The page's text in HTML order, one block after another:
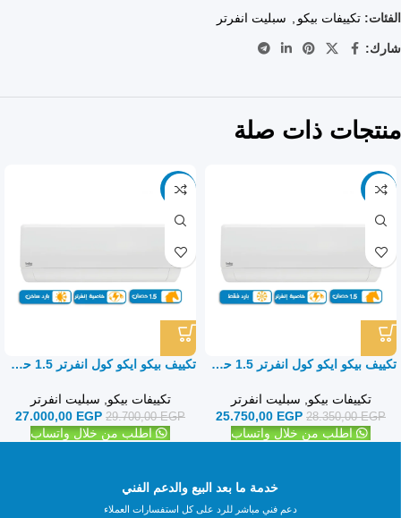
الفئات: تكييفات بيكو , سبليت انفرتر
شارك:
منتجات ذات صلة
-9%
تكييف بيكو ايكو كول انفرتر 1.5 حصان بارد فقط – سبليت
تكييفات بيكو, سبليت انفرتر
28.350,00EGP
25.750,00 EGP
اطلب من خلال واتساب
-9%
تكييف بيكو ايكو كول انفرتر 1.5 حصان بارد ساخن- سبليت
تكييفات بيكو, سبليت انفرتر
29.700,00EGP
27.000,00 EGP
اطلب من خلال واتساب
خدمة ما بعد البيع والدعم الفني
دعم فني مباشر للرد على كل استفسارات العملاء